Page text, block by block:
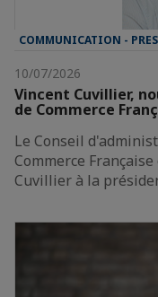
COMMUNICATION -
10/07/2026
Vincent Cuvillier,
de Commerce
Le Conseil
Commerce
Cuvillier à la